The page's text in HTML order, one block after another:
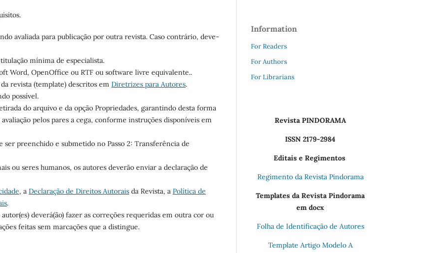
avaliada para publicação por outra revista. Caso contrário, deve-
mínima de especialista.
Word, OpenOffice ou RTF ou software livre equivalente..
revista (template) descritos em Diretrizes para Autores.
possível.
do arquivo e da opção Propriedades, garantindo desta forma
pelos pares a cega, conforme instruções disponíveis em
ser preenchido e submetido no Passo 2: Transferência de
ou seres humanos, os autores deverão enviar a declaração de
, a Declaração de Direitos Autorais da Revista, a Política de
.
deverá(ão) fazer as correções requeridas em outra cor ou
feitas sem marcações que a distingue.
Information
For Readers
For Authors
For Librarians
Revista PINDORAMA
ISSN 2179-2984
Editais e Regimentos
Regimento da Revista Pindorama
Templates da Revista Pindorama
em docx
Folha de Identificação de Autores
Template Artigo Modelo A